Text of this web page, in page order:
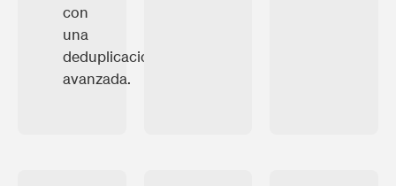
con
una
deduplicación
avanzada.